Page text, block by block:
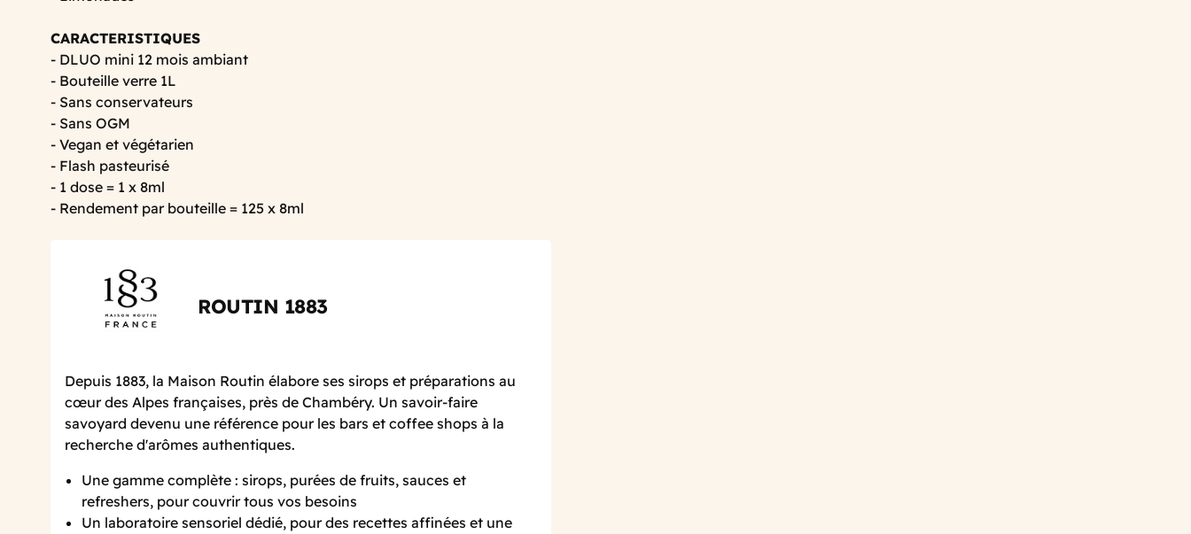
CARACTERISTIQUES
- DLUO mini 12 mois ambiant
- Bouteille verre 1L
- Sans conservateurs
- Sans OGM
- Vegan et végétarien
- Flash pasteurisé
- 1 dose = 1 x 8ml
- Rendement par bouteille = 125 x 8ml
ROUTIN 1883
Depuis 1883, la Maison Routin élabore ses sirops et préparations au
cœur des Alpes françaises, près de Chambéry. Un savoir-faire
savoyard devenu une référence pour les bars et coffee shops à la
recherche d'arômes authentiques.
Une gamme complète : sirops, purées de fruits, sauces et
refreshers, pour couvrir tous vos besoins
Un laboratoire sensoriel dédié, pour des recettes affinées et une